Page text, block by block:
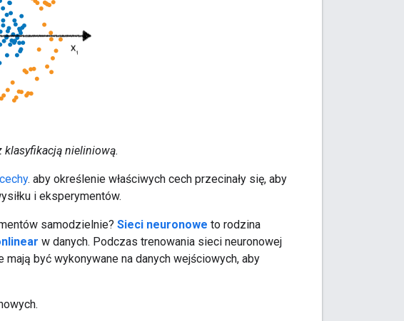
klasyfikacją nieliniową.
. aby określenie właściwych cech przecinały się, aby
i eksperymentów.
samodzielnie? Sieci neuronowe to rodzina
w danych. Podczas trenowania sieci neuronowej
być wykonywane na danych wejściowych, aby